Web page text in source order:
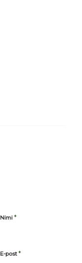
Nimi *
E-post*